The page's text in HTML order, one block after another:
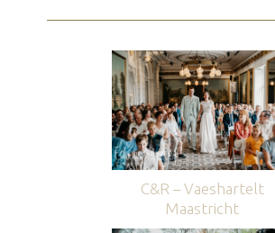
C&R – Vaeshartelt
Maastricht